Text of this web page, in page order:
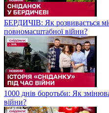
БЕРДИЧІВ: Як розвивається
повномасштабної війни?
1000 днів боротьби: Як
війни?